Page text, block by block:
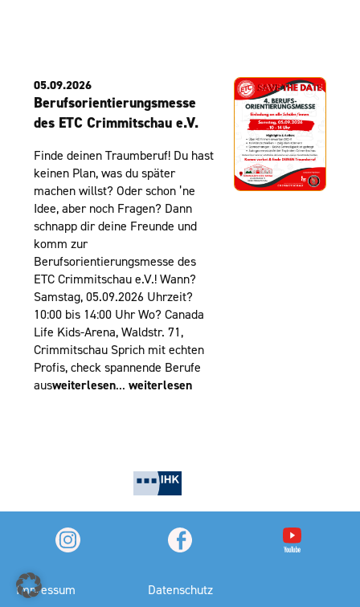
05.09.2026
Berufsorientierungsmesse
des ETC Crimmitschau e.V.
Finde deinen Traumberuf! Du hast
keinen Plan, was du später
machen willst? Oder schon ’ne
Idee, aber noch Fragen? Dann
schnapp dir deine Freunde und
komm zur
Berufsorientierungsmesse des
ETC Crimmitschau e.V.! Wann?
Samstag, 05.09.2026 Uhrzeit?
10:00 bis 14:00 Uhr Wo? Canada
Life Kids-Arena, Waldstr. 71,
Crimmitschau Sprich mit echten
Profis, check spannende Berufe
ausweiterlesen...weiterlesen
Impressum Datenschutz